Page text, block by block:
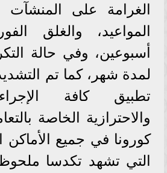
الغرامة على المنشآت
المواعيد، والغلق
أسبوعين، وفي حالة
لمدة شهر، كما تم
تطبيق كافة
والاحترازية الخاصة
كورونا في جميع الأماكن
التي تشهد تكدسا